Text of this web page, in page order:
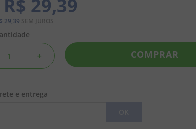
R$ 29,39
29,39 SEM JUROS
＋ COMPRAR